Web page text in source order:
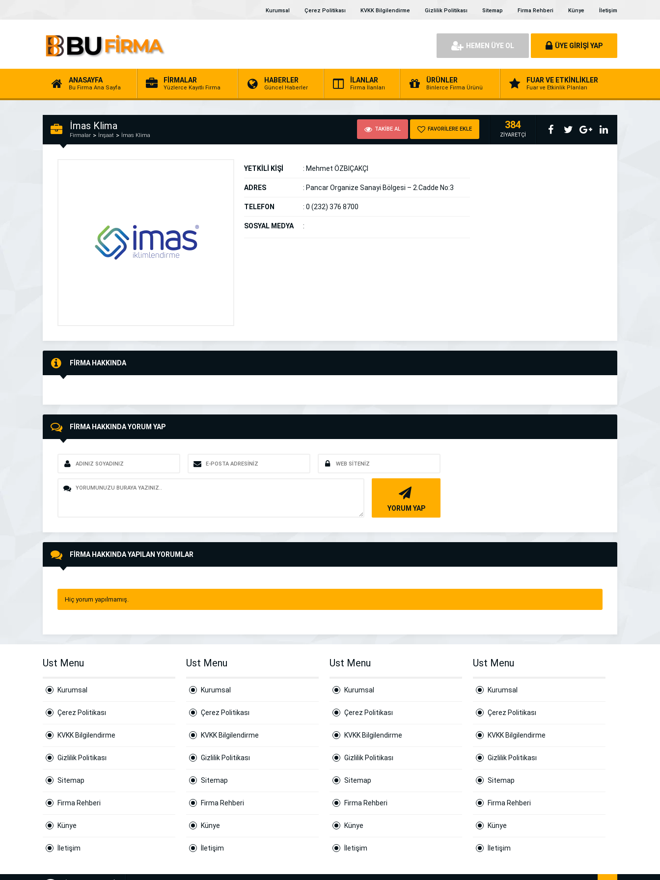
Kurumsal Çerez Politikası KVKK Bilgilendirme Gizlilik Politikası Sitemap Firma Rehberi Künye İletişim
HEMEN ÜYE OL ÜYE GİRİŞİ YAP
ANASAYFA
Bu Firma Ana Sayfa
FİRMALAR
Yüzlerce Kayıtlı Firma
HABERLER
Güncel Haberler
İLANLAR
Firma İlanları
ÜRÜNLER
Binlerce Firma Ürünü
FUAR VE ETKİNLİKLER
Fuar ve Etkinlik Planları
İmas Klima
Firmalar İnşaat İmas Klima
TAKİBE AL FAVORİLERE EKLE 384
ZİYARETÇİ
YETKİLİ KİŞİ : Mehmet ÖZBIÇAKÇI
ADRES : Pancar Organize Sanayi Bölgesi – 2.Cadde No:3
TELEFON : 0 (232) 376 8700
SOSYAL MEDYA :
FİRMA HAKKINDA
FİRMA HAKKINDA YORUM YAP
YORUM YAP
FİRMA HAKKINDA YAPILAN YORUMLAR
Hiç yorum yapılmamış.
Ust Menu
Kurumsal
Çerez Politikası
KVKK Bilgilendirme
Gizlilik Politikası
Sitemap
Firma Rehberi
Künye
İletişim
Ust Menu
Kurumsal
Çerez Politikası
KVKK Bilgilendirme
Gizlilik Politikası
Sitemap
Firma Rehberi
Künye
İletişim
Ust Menu
Kurumsal
Çerez Politikası
KVKK Bilgilendirme
Gizlilik Politikası
Sitemap
Firma Rehberi
Künye
İletişim
Ust Menu
Kurumsal
Çerez Politikası
KVKK Bilgilendirme
Gizlilik Politikası
Sitemap
Firma Rehberi
Künye
İletişim